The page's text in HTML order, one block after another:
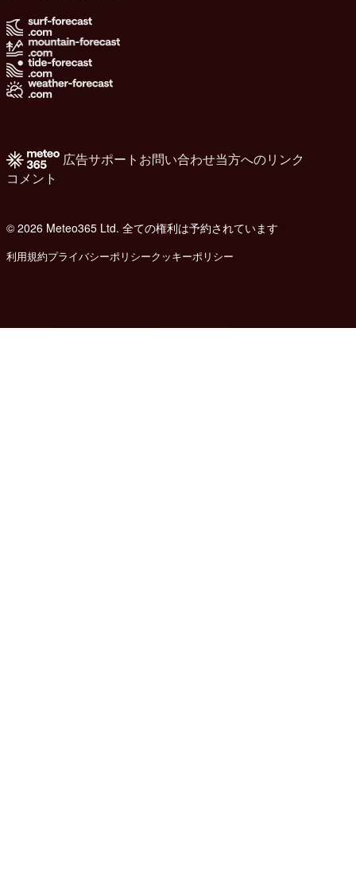
広告サポート お問い合わせ当方へのリンク
コメント
© 2026 Meteo365 Ltd. 全ての権利は予約されています
利用規約プライバシーポリシークッキーポリシー